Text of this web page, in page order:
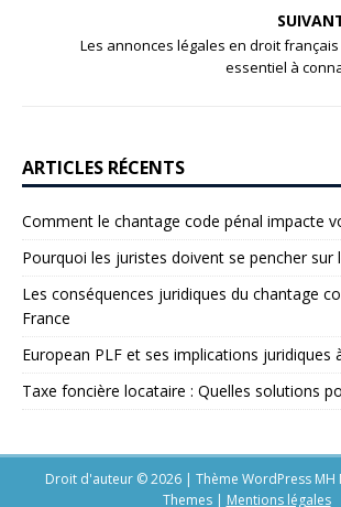
Les annonces légales en droit français
essentiel à
ARTICLES RÉCENTS
Comment le chantage code pénal impacte
Pourquoi les juristes doivent se pencher sur
Les conséquences juridiques du chantage
France
European PLF et ses implications juridiques
Taxe foncière locataire : Quelles solutions
Droit d'auteur © 2026 | Thème WordPress MH
Themes | Mentions légales